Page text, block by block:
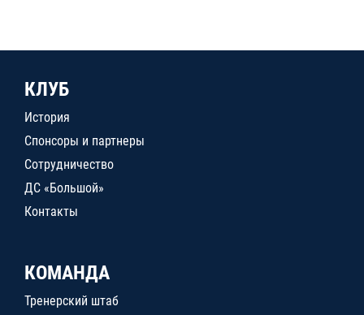
КЛУБ
История
Спонсоры и партнеры
Сотрудничество
ДС «Большой»
Контакты
КОМАНДА
Тренерский штаб